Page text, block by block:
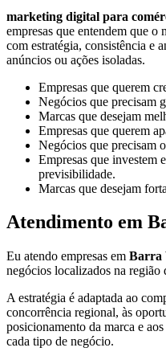
marketing digital para
empresas que entendem que
com estratégia, consistência e
anúncios ou ações isoladas.
Empresas que querem
Negócios que precisam
Marcas que desejam
Empresas que querem
Negócios que precisam
Empresas que investem
previsibilidade.
Marcas que desejam
Atendimento em
Eu atendo empresas em Barra
negócios localizados na região
A estratégia é adaptada ao
concorrência regional, às
posicionamento da marca e
cada tipo de negócio.